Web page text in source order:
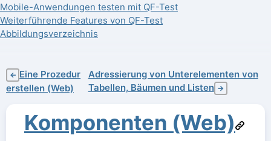
Mobile-Anwendungen testen mit QF-Test
Weiterführende Features von QF-Test
Abbildungsverzeichnis
← Eine Prozedur
erstellen (Web)
Adressierung von Unterelementen von
Tabellen, Bäumen und Listen →
Komponenten (Web)